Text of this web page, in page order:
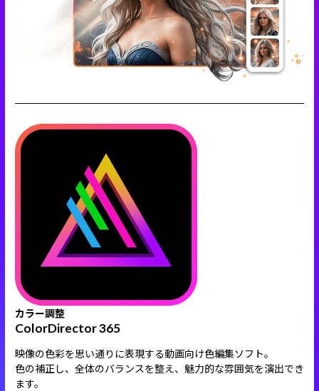
カラー調整
ColorDirector 365
映像の色彩を思い通りに表現する動画向け色編集ソフト。
色の補正し、全体のバランスを整え、魅力的な雰囲気を演出でき
ます。